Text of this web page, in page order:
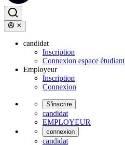
candidat
Inscription
Connexion espace étudiant
Employeur
Inscription
Connexion
S'inscrire
candidat
EMPLOYEUR
connexion
candidat